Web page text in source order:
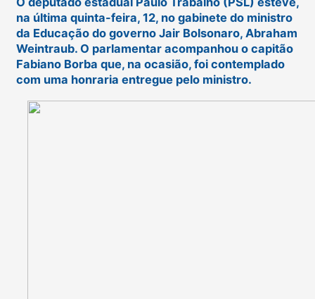
na última quinta-feira, 12, no gabinete do ministro
da Educação do governo Jair Bolsonaro, Abraham
Weintraub. O parlamentar acompanhou o capitão
Fabiano Borba que, na ocasião, foi contemplado
com uma honraria entregue pelo ministro.